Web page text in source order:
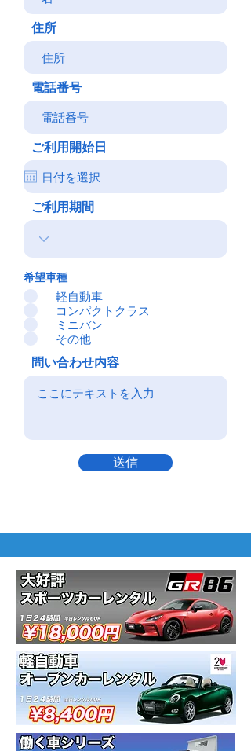
住所
電話番号
ご利用開始日
ご利用期間
希望車種
軽自動車
コンパクトクラス
ミニバン
その他
問い合わせ内容
送信